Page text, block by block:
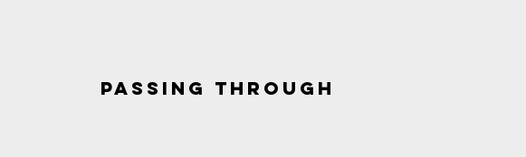
passing through